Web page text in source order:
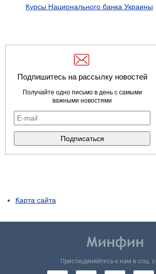
Курсы Национального банка Украины
Подпишитесь на рассылку новостей
Получайте одно письмо в день с самыми
важными новостями
Карта сайта
Присоединяйтесь к нам в соц.